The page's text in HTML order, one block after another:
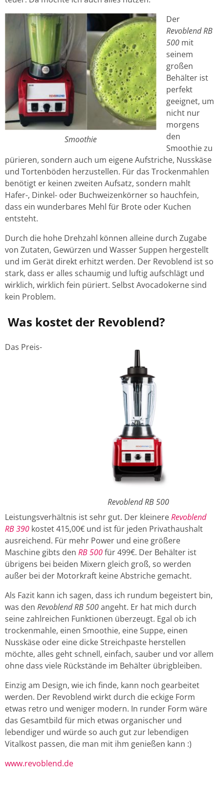
Smoothie
Der
Revoblend RB
500 mit
seinem
großen
Behälter ist
perfekt
geeignet, um
nicht nur
morgens
den
Smoothie zu
pürieren, sondern auch um eigene Aufstriche, Nusskäse
und Tortenböden herzustellen. Für das Trockenmahlen
benötigt er keinen zweiten Aufsatz, sondern mahlt
Hafer-, Dinkel- oder Buchweizenkörner so hauchfein,
dass ein wunderbares Mehl für Brote oder Kuchen
entsteht.
Durch die hohe Drehzahl können alleine durch Zugabe
von Zutaten, Gewürzen und Wasser Suppen hergestellt
und im Gerät direkt erhitzt werden. Der Revoblend ist so
stark, dass er alles schaumig und luftig aufschlägt und
wirklich, wirklich fein püriert. Selbst Avocadokerne sind
kein Problem.
Was kostet der Revoblend?
Revoblend RB 500
Das Preis-
Leistungsverhältnis ist sehr gut. Der kleinereRevoblend
RB 390 kostet 415,00€ und ist für jeden Privathaushalt
ausreichend. Für mehr Power und eine größere
Maschine gibts den RB 500für 499€. Der Behälter ist
übrigens bei beiden Mixern gleich groß, so werden
außer bei der Motorkraft keine Abstriche gemacht.
Als Fazit kann ich sagen, dass ich rundum begeistert bin,
was den Revoblend RB 500angeht. Er hat mich durch
seine zahlreichen Funktionen überzeugt. Egal ob ich
trockenmahle, einen Smoothie, eine Suppe, einen
Nusskäse oder eine dicke Streichpaste herstellen
möchte, alles geht schnell, einfach, sauber und vor allem
ohne dass viele Rückstände im Behälter übrigbleiben.
Einzig am Design, wie ich finde, kann noch gearbeitet
werden. Der Revoblend wirkt durch die eckige Form
etwas retro und weniger modern. In runder Form wäre
das Gesamtbild für mich etwas organischer und
lebendiger und würde so auch gut zur lebendigen
Vitalkost passen, die man mit ihm genießen kann :)
www.revoblend.de